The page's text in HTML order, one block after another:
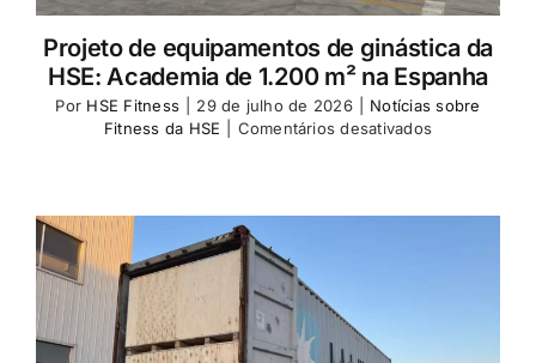
Projeto de equipamentos de ginástica da
HSE: Academia de 1.200 m² na Espanha
Por HSE Fitness 29 de julho de 2026
Notícias sobre
Fitness da HSE
Comentários desativadosem
Project